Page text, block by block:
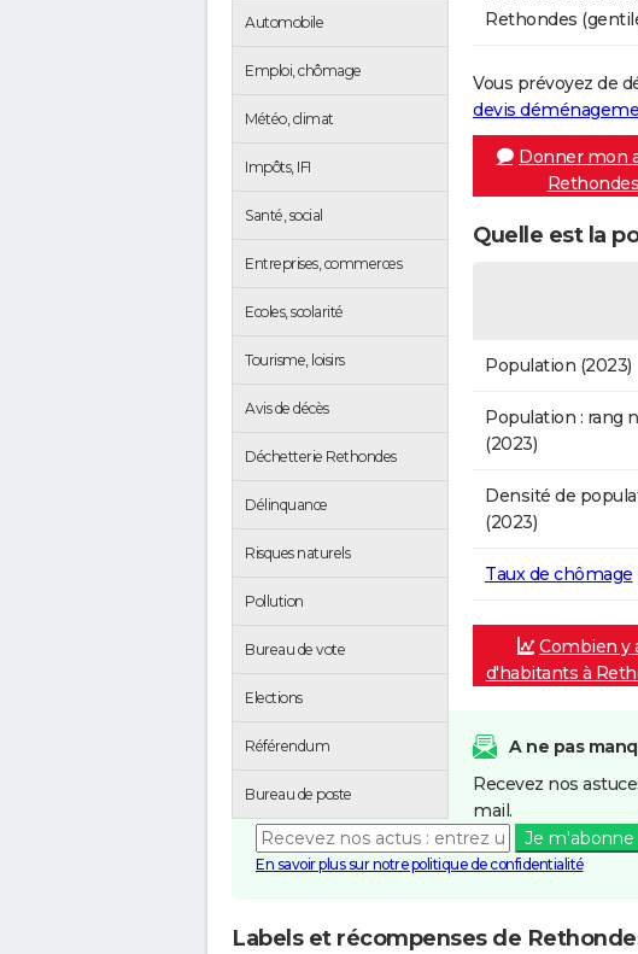
Automobile
Emploi, chômage
Météo, climat
Impôts, IFI
Santé, social
Entreprises, commerces
Ecoles, scolarité
Tourisme, loisirs
Avis de décès
Déchetterie Rethondes
Délinquance
Risques naturels
Pollution
Bureau de vote
Elections
Référendum
Bureau de poste
Rethondes
Vous prévoyez de
devis
Donner mon
Rethondes
Quelle est la
Population (2023)
Population : rang
(2023)
Densité de
(2023)
Taux de chômage
Combien y
d'habitants à
A ne pas
Recevez nos
mail.
Je m'abonne
En savoir plus sur notre politique de confidentialité
Labels et récompenses de